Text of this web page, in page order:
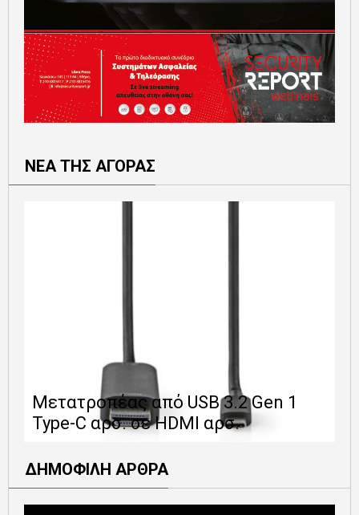
ΝΕΑ ΤΗΣ ΑΓΟΡΑΣ
Μετατροπέας από USB 3.2 Gen 1
Type-C αρσ. σε HDMI αρσ.
ΔΗΜΟΦΙΛΗ ΑΡΘΡΑ